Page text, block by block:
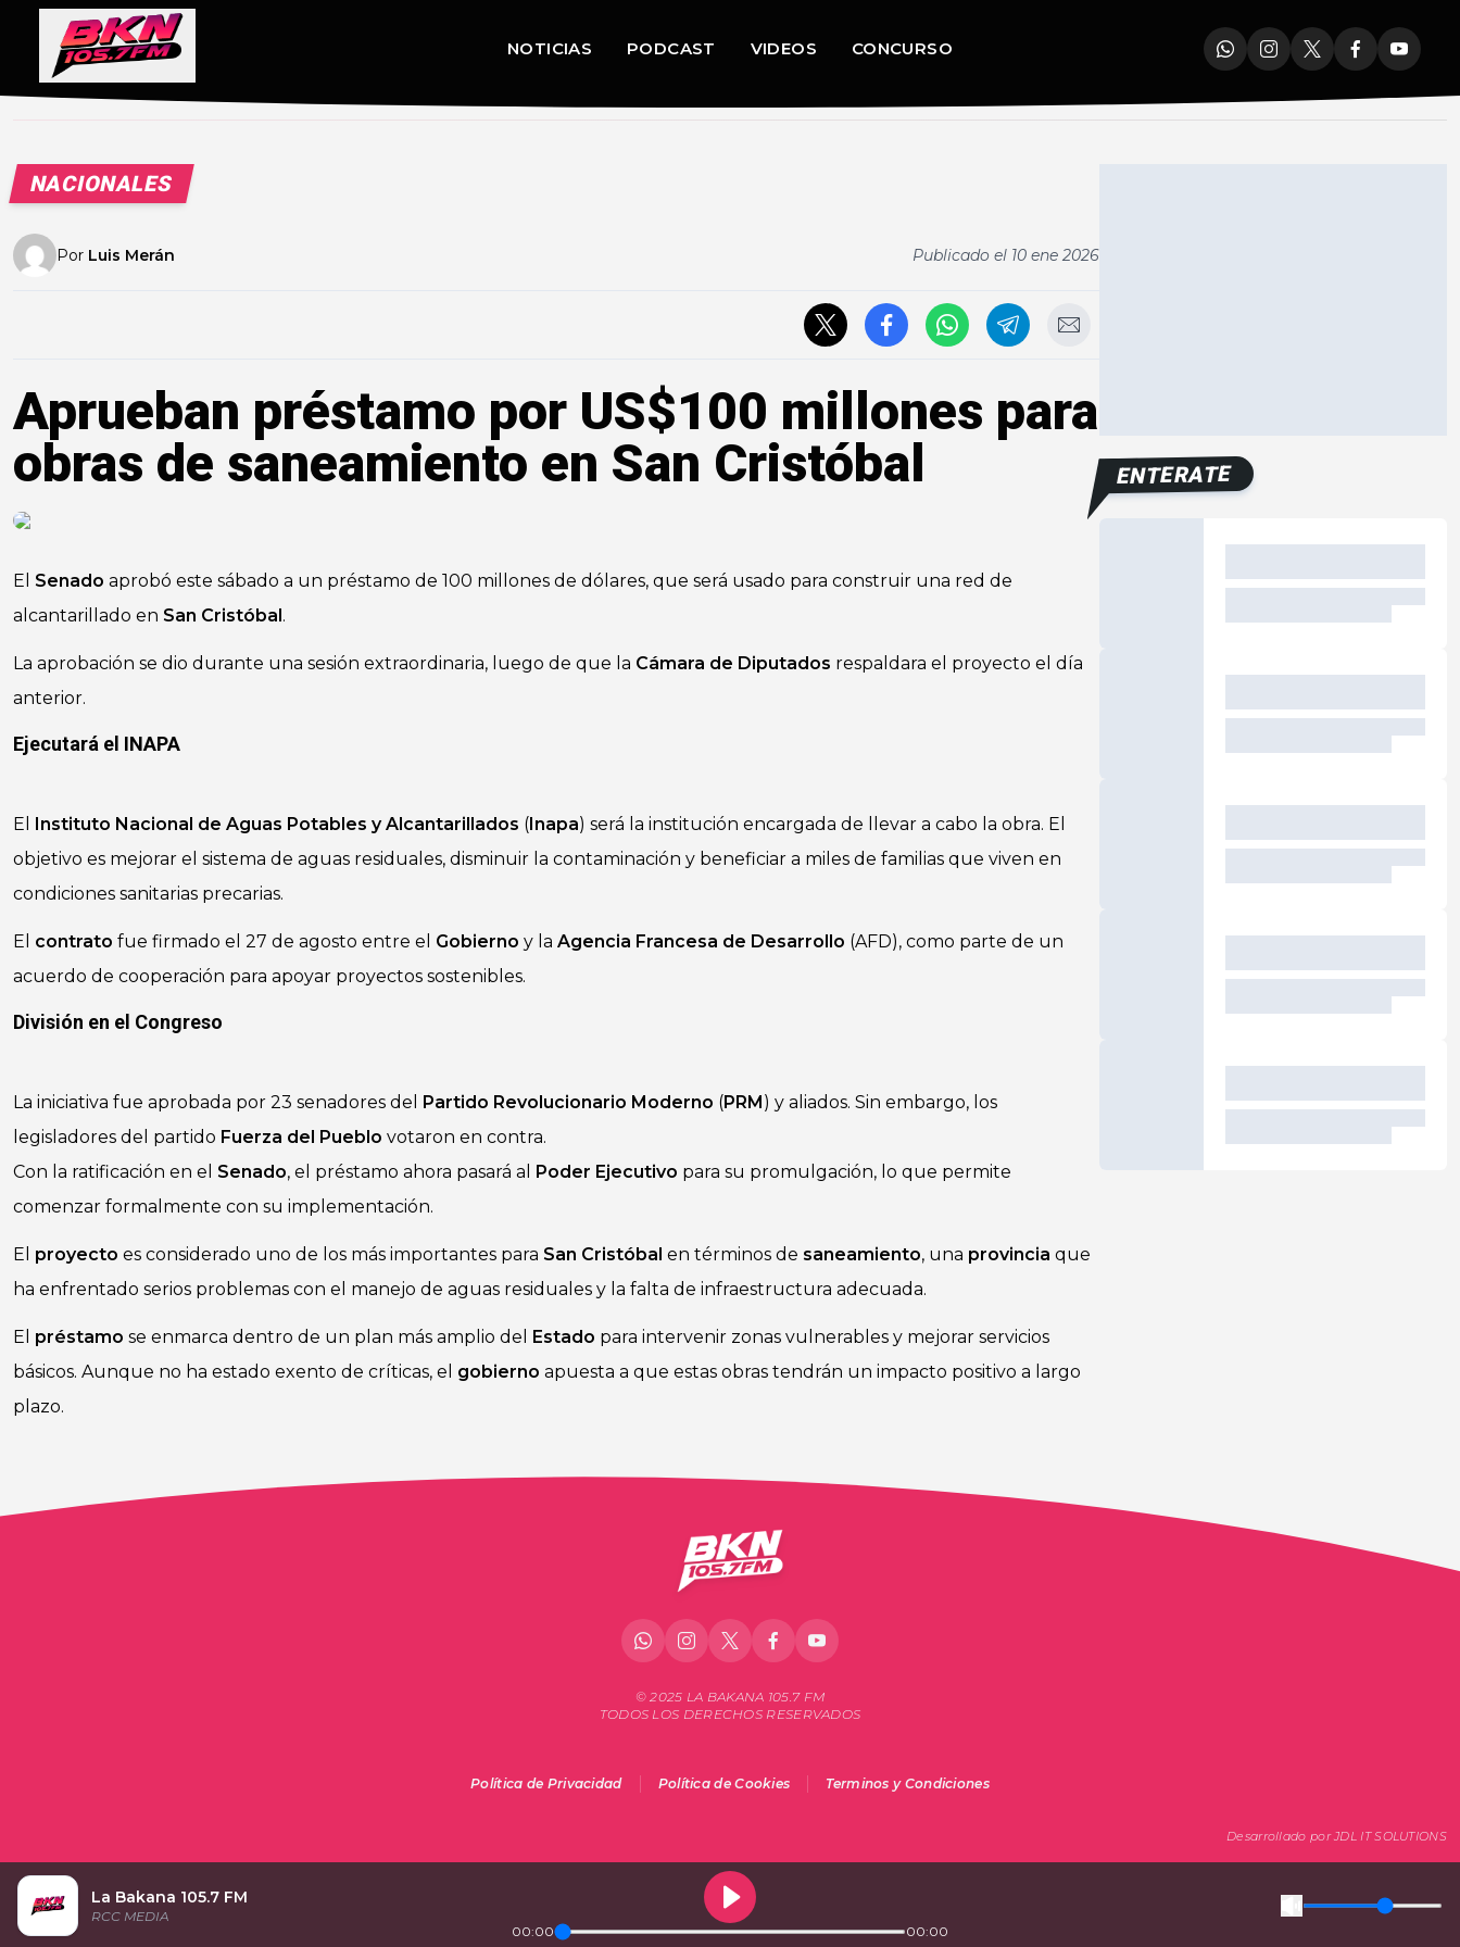
NOTICIAS PODCAST VIDEOS CONCURSO
NACIONALES
Por Luis Merán Publicado el 10 ene 2026
Aprueban préstamo por US$100 millones para
obras de saneamiento en San Cristóbal
El Senado aprobó este sábado a un préstamo de 100 millones de dólares, que será usado para construir una red de
alcantarillado en San Cristóbal.
La aprobación se dio durante una sesión extraordinaria, luego de que la Cámara de Diputados respaldara el proyecto el día
anterior.
Ejecutará el INAPA
El Instituto Nacional de Aguas Potables y Alcantarillados (Inapa) será la institución encargada de llevar a cabo la obra. El
objetivo es mejorar el sistema de aguas residuales, disminuir la contaminación y beneficiar a miles de familias que viven en
condiciones sanitarias precarias.
El contrato fue firmado el 27 de agosto entre el Gobierno y la Agencia Francesa de Desarrollo (AFD), como parte de un
acuerdo de cooperación para apoyar proyectos sostenibles.
División en el Congreso
La iniciativa fue aprobada por 23 senadores del Partido Revolucionario Moderno (PRM) y aliados. Sin embargo, los
legisladores del partido Fuerza del Pueblo votaron en contra.
Con la ratificación en el Senado, el préstamo ahora pasará al Poder Ejecutivo para su promulgación, lo que permite
comenzar formalmente con su implementación.
El proyecto es considerado uno de los más importantes para San Cristóbal en términos de saneamiento, una provincia que
ha enfrentado serios problemas con el manejo de aguas residuales y la falta de infraestructura adecuada.
El préstamo se enmarca dentro de un plan más amplio del Estado para intervenir zonas vulnerables y mejorar servicios
básicos. Aunque no ha estado exento de críticas, el gobierno apuesta a que estas obras tendrán un impacto positivo a largo
plazo.
ENTERATE
© 2025 LA BAKANA 105.7 FM
TODOS LOS DERECHOS RESERVADOS
Política de Privacidad Política de Cookies Terminos y Condiciones
Desarrollado por JDL IT SOLUTIONS
La Bakana 105.7 FM
RCC MEDIA
00:00
00:00